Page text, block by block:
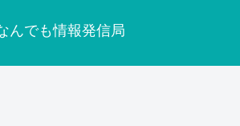
んでも情報発信局